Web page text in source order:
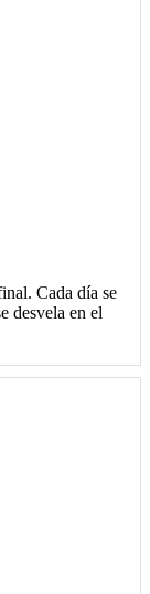
Cada día se
desvela en el